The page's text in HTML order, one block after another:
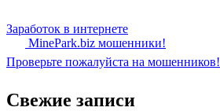
Заработок в интернете
MinePark.biz мошенники!
Проверьте пожалуйста на мошенников!
Свежие записи